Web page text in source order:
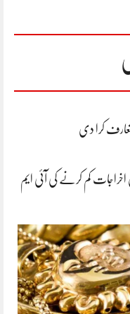
کرا دی
کم کرنے کی آئی ایم